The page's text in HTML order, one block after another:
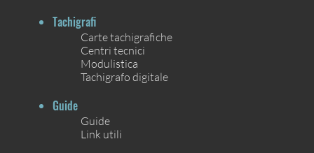
Tachigrafi
Carte tachigrafiche
Centri tecnici
Modulistica
Tachigrafo digitale
Guide
Guide
Link utili